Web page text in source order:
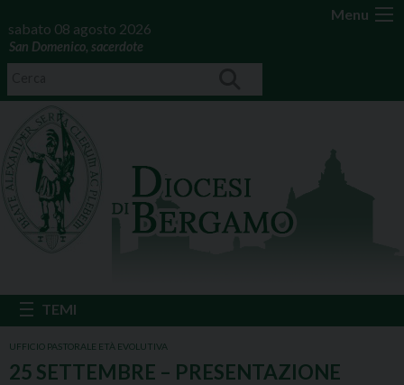
Menu
sabato 08 agosto 2026
San Domenico, sacerdote
UFFICIO PASTORALE ETÀ EVOLUTIVA
25 SETTEMBRE – PRESENTAZIONE